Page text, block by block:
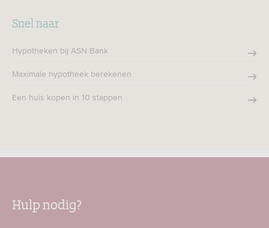
Snel naar
Hypotheken bij ASN Bank
Maximale hypotheek berekenen
Een huis kopen in 10 stappen
Hulp nodig?